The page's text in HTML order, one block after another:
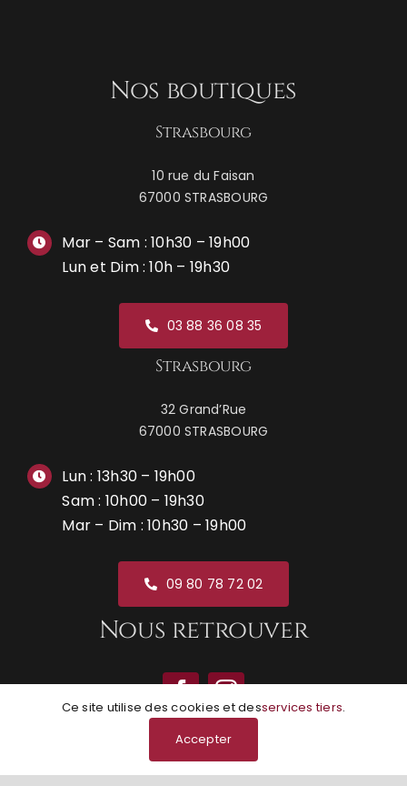
Nos boutiques
Strasbourg
10 rue du Faisan
67000 STRASBOURG
Mar – Sam : 10h30 – 19h00
Lun et Dim : 10h – 19h30
03 88 36 08 35
Strasbourg
32 Grand’Rue
67000 STRASBOURG
Lun : 13h30 – 19h00
Sam : 10h00 – 19h30
Mar – Dim : 10h30 – 19h00
09 80 78 72 02
Nous retrouver
Ce site utilise des cookies et desservices tiers.
Accepter